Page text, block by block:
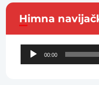
Himna
Audio
Player
00:00